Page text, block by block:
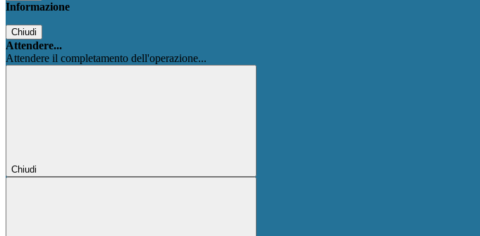
Informazione
Chiudi
Attendere...
Attendere il completamento dell'operazione...
Chiudi